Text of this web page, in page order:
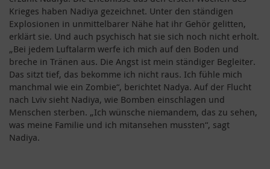
Krieges haben Nadiya gezeichnet. Unter den ständigen
Explosionen in unmittelbarer Nähe hat ihr Gehör gelitten,
erklärt sie. Und auch psychisch hat sie sich noch nicht erholt.
„Bei jedem Luftalarm werfe ich mich auf den Boden und
breche in Tränen aus. Die Angst ist mein ständiger Begleiter.
Das sitzt tief, das bekomme ich nicht raus. Ich fühle mich
manchmal wie ein Zombie“, berichtet Nadya. Auf der Flucht
nach Lviv sieht Nadiya, wie Bomben einschlagen und
Menschen sterben. „Ich wünsche niemandem, das zu sehen,
was meine Familie und ich mitansehen mussten“, sagt
Nadiya.